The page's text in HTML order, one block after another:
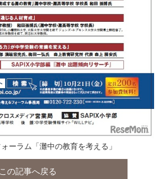
ーラム「灘中の教育を考える」
この記事へ戻る